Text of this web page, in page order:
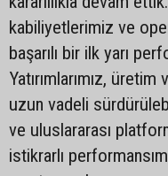
kabiliyetlerimiz ve
başarılı bir ilk yarı
Yatırımlarımız,
uzun vadeli
ve uluslararası
istikrarlı